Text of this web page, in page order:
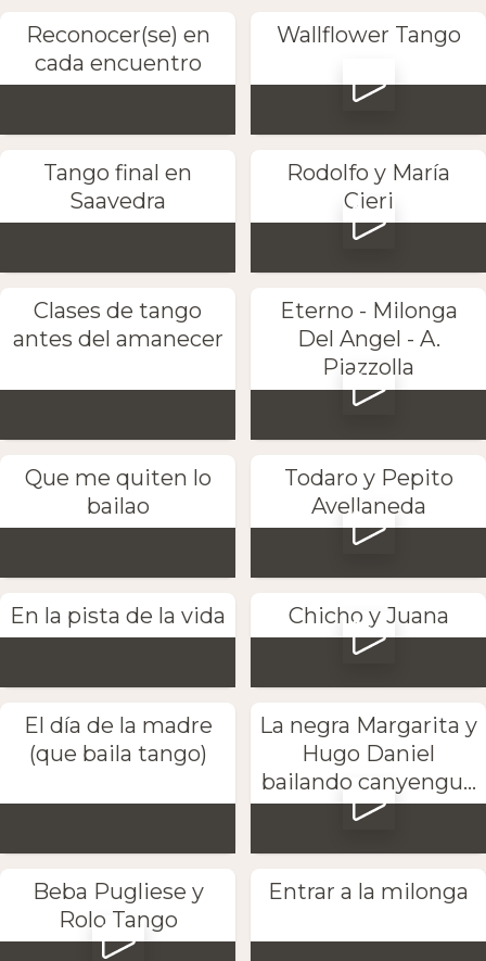
Reconocer(se) en
cada encuentro
Wallflower Tango
Tango final en
Saavedra
Rodolfo y María
Cieri
Clases de tango
antes del amanecer
Eterno - Milonga
Del Angel - A.
Piazzolla
Que me quiten lo
bailao
Todaro y Pepito
Avellaneda
En la pista de la vida Chicho y Juana
El día de la madre
(que baila tango)
La negra Margarita y
Hugo Daniel
bailando canyengu...
Beba Pugliese y
Rolo Tango
Entrar a la milonga